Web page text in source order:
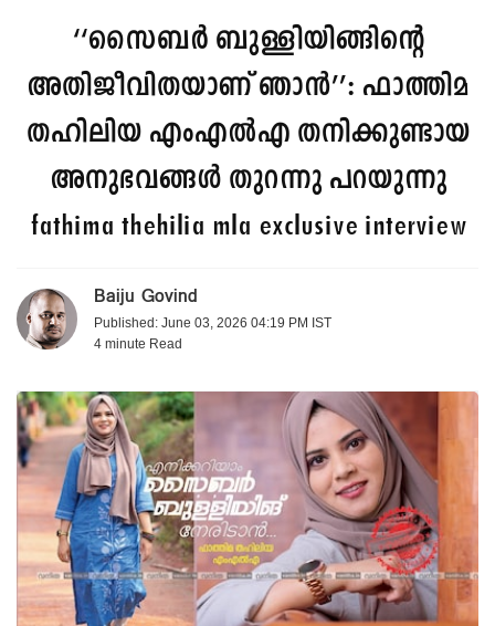
‘‘സൈബര്‍ ബുള്ളിയിങ്ങിന്റെ
അതിജീവിതയാണ് ഞാന്‍’’: ഫാത്തിമ
തഹിലിയ എംഎൽഎ തനിക്കുണ്ടായ
അനുഭവങ്ങൾ തുറന്നു പറയുന്നു
fathima thehilia mla exclusive interview
Baiju Govind
Published: June 03, 2026 04:19 PM IST
4 minute Read